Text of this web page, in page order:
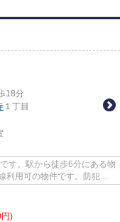
18分
１丁目
す。駅から徒歩6分にある物
利用可の物件です。防犯対
)